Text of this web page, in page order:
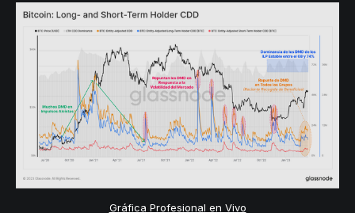
Gráfica Profesional en Vivo